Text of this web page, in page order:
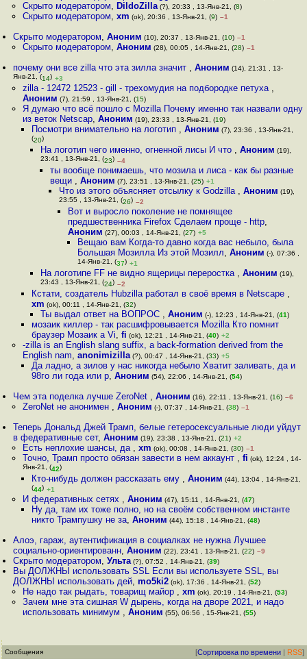
Скрыто модератором, DildoZilla(?), 20:33 , 13-Янв-21, (8)
Скрыто модератором, xm (ok), 20:36 , 13-Янв-21, (9) –1
Скрыто модератором,Аноним (10), 20:37 , 13-Янв-21, (10) –1
Скрыто модератором, Аноним (28), 00:05 , 14-Янв-21, (28) –1
почему они все zilla что эта зилла значит ,Аноним (14), 21:31 , 13-
Янв-21, (14) +3
zilla - 12472 12523 - gill - трехомудия на подбородке петуха ,
Аноним (7), 21:59 , 13-Янв-21, (15)
Я думаю что всё пошло с Mozilla Почему именно так назвали одну
из веток Netscap, Аноним (19), 23:33 , 13-Янв-21, (19)
Посмотри внимательно на логотип , Аноним (7), 23:36 , 13-Янв-21,
(20)
На логотип чего именно, огненной лисы И что ,Аноним (19),
23:41 , 13-Янв-21, (23) –4
ты вообще понимаешь, что мозила и лиса - как бы разные
вещи , Аноним (7), 23:51 , 13-Янв-21, (25) +1
Что из этого объясняет отсылку к Godzilla , Аноним (19),
23:55 , 13-Янв-21, (26) –2
Вот и выросло поколение не помнящее
предшественника Firefox Сделаем проще - http,
Аноним (27), 00:03 , 14-Янв-21, (27) +5
Вещаю вам Когда-то давно когда вас небыло, была
Большая Мозилла Из этой Мозилл, Аноним (-), 07:36 ,
14-Янв-21, (37) +1
На логотипе FF не видно ящерицы переростка ,Аноним (19),
23:43 , 13-Янв-21, (24) –2
Кстати, создатель Hubzilla работал в своё время в Netscape ,
xm (ok), 00:11 , 14-Янв-21, (32)
Ты выдал ответ на ВОПРОС ,Аноним (-), 12:23 , 14-Янв-21, (41)
мозаик киллер - так расшифровывается Mozilla Кто помнит
браузер Мозаик а Vi, fi (ok), 12:21 , 14-Янв-21, (40) +2
-zilla is an English slang suffix, a back-formation derived from the
English nam, anonimizilla(?), 00:47 , 14-Янв-21, (33) +5
Да ладно, а зилов у нас никогда небыло Хватит заливать, да и
98го ли года или р, Аноним (54), 22:06 , 14-Янв-21, (54)
Чем эта поделка лучше ZeroNet ,Аноним (16), 22:11 , 13-Янв-21, (16) –6
ZeroNet не анонимен , Аноним (-), 07:37 , 14-Янв-21, (38) –1
Теперь Дональд Джей Трамп, белые гетеросексуальные люди уйдут
в федеративные сет,Аноним (19), 23:38 , 13-Янв-21, (21) +2
Есть неплохие шансы, да , xm (ok), 00:08 , 14-Янв-21, (30) –1
Точно, Трамп просто обязан завести в нем аккаунт , fi (ok), 12:24 , 14-
Янв-21, (42)
Кто-нибудь должен рассказать ему , Аноним (44), 13:04 , 14-Янв-21,
(44) +1
И федеративных сетях , Аноним (47), 15:11 , 14-Янв-21, (47)
Ну да, там их тоже полно, но на своём собственном инстанте
никто Трампушку не за, Аноним (44), 15:18 , 14-Янв-21, (48)
Алоэ, гараж, аутентификация в социалках не нужна Лучшее
социально-ориентированн,Аноним (22), 23:41 , 13-Янв-21, (22) –9
Скрыто модератором,Ульта (?), 07:52 , 14-Янв-21, (39)
Вы ДОЛЖНЫ использовать SSL Если вы используете SSL, вы
ДОЛЖНЫ использовать дей,mo5ki2 (ok), 17:36 , 14-Янв-21, (52)
Не надо так рыдать, товарищ майор , xm (ok), 20:19 , 14-Янв-21, (53)
Зачем мне эта сишная W дырень, когда на дворе 2021, и надо
использовать минимум , Аноним (55), 06:56 , 15-Янв-21, (55)
Сообщения [Сортировка по времени | RSS]